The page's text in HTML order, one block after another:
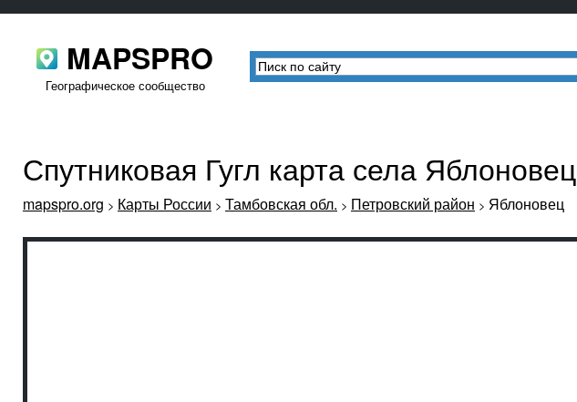
MAPSPRO
Географическое сообщество
Спутниковая Гугл карта села Яблоновец
mapspro.org > Карты России > Тамбовская обл. > Петровский район > Яблоновец